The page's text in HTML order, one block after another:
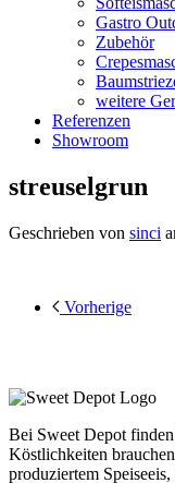
Gastro
Zubehör
weitere
Referenzen
Showroom
streuselgrun
Geschrieben von sinci
Vorherige
Bei Sweet Depot
Köstlichkeiten
produziertem